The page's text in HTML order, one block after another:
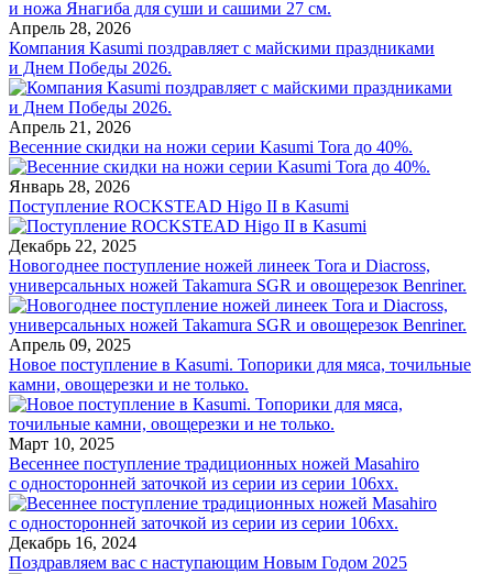
Апрель 28, 2026
Компания Kasumi поздравляет с майскими праздниками
и Днем Победы 2026.
Апрель 21, 2026
Весенние скидки на ножи серии Kasumi Tora до 40%.
Январь 28, 2026
Поступление ROCKSTEAD Higo II в Kasumi
Декабрь 22, 2025
Новогоднее поступление ножей линеек Tora и Diacross,
универсальных ножей Takamura SGR и овощерезок Benriner.
Апрель 09, 2025
Новое поступление в Kasumi. Топорики для мяса, точильные
камни, овощерезки и не только.
Март 10, 2025
Весеннее поступление традиционных ножей Masahiro
с односторонней заточкой из серии из серии 106хх.
Декабрь 16, 2024
Поздравляем вас с наступающим Новым Годом 2025